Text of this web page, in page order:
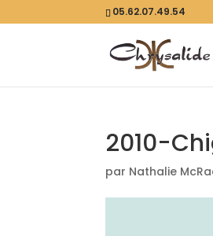
05.62.07.49.54
2010-
par Nathalie